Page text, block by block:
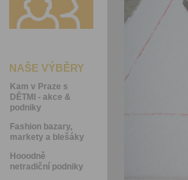
NAŠE VÝBĚRY
Kam v Praze s
DĚTMI - akce &
podniky
Fashion bazary,
markety a blešáky
Hooodně
netradiční podniky